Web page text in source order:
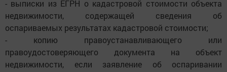
- выписки из ЕГРН о кадастровой стоимости объекта
недвижимости, содержащей сведения об
оспариваемых результатах кадастровой стоимости;
- копию правоустанавливающего или
правоудостоверяющего документа на объект
недвижимости, если заявление об оспаривании